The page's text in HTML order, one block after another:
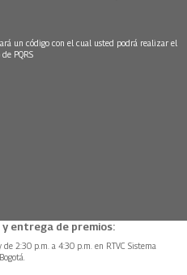
un código con el cual usted podrá realizar el
PQRS
entrega de premios:
2:30 p.m. a 4:30 p.m. en RTVC Sistema